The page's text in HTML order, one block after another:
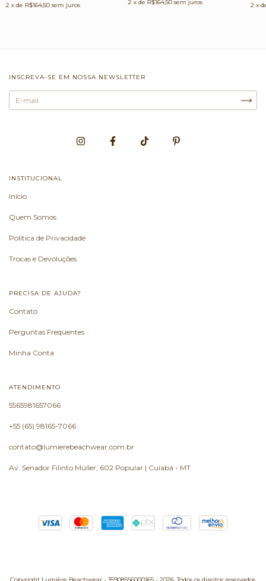
2 x de R$164,50 sem juros 2 x de R$164,50 sem juros 2 x
INSCREVA-SE EM NOSSA NEWSLETTER
INSTITUCIONAL
Início
Quem Somos
Política de Privacidade
Trocas e Devoluções
PRECISA DE AJUDA?
Contato
Perguntas Frequentes
Minha Conta
ATENDIMENTO
5565981657066
+55 (65) 98165-7066
contato@lumierebeachwear.com.br
Av. Senador Filinto Müller, 602 Popular | Cuiabá - MT